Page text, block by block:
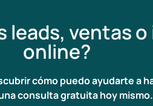
leads, ventas
online?
cómo puedo ayudarte a
consulta gratuita hoy mismo.